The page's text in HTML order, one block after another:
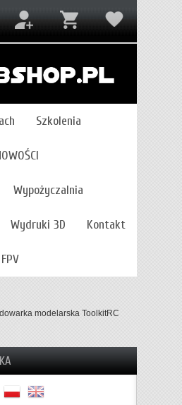
Szkolenia
Wypożyczalnia
Wydruki 3D Kontakt
modelarska ToolkitRC